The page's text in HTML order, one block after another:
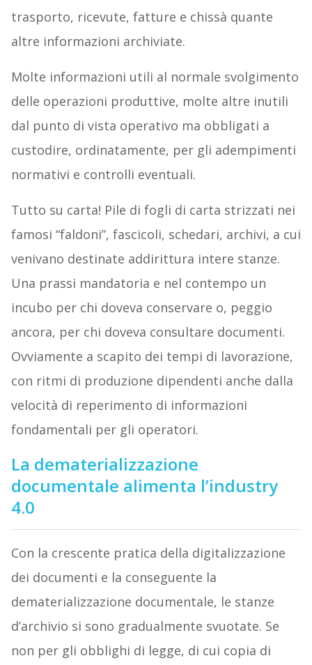
trasporto, ricevute, fatture e chissà quante
altre informazioni archiviate.
Molte informazioni utili al normale svolgimento
delle operazioni produttive, molte altre inutili
dal punto di vista operativo ma obbligati a
custodire, ordinatamente, per gli adempimenti
normativi e controlli eventuali.
Tutto su carta! Pile di fogli di carta strizzati nei
famosi “faldoni”, fascicoli, schedari, archivi, a cui
venivano destinate addirittura intere stanze.
Una prassi mandatoria e nel contempo un
incubo per chi doveva conservare o, peggio
ancora, per chi doveva consultare documenti.
Ovviamente a scapito dei tempi di lavorazione,
con ritmi di produzione dipendenti anche dalla
velocità di reperimento di informazioni
fondamentali per gli operatori.
La dematerializzazione
documentale alimenta l’industry
4.0
Con la crescente pratica della digitalizzazione
dei documenti e la conseguente la
dematerializzazione documentale, le stanze
d’archivio si sono gradualmente svuotate. Se
non per gli obblighi di legge, di cui copia di